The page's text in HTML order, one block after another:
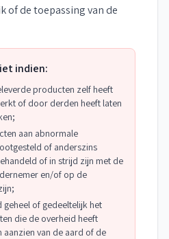
of de toepassing van de
indien:
producten zelf heeft
of door derden heeft laten
aan abnormale
of anderszins
of in strijd zijn met de
en/of op de
of gedeeltelijk het
die de overheid heeft
aanzien van de aard of de